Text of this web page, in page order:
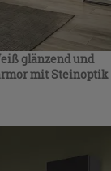
glänzend und
mit Steinoptik